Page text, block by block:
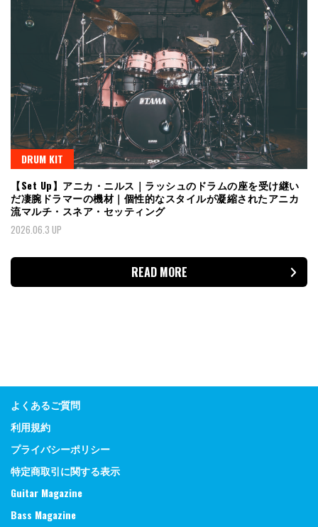
DRUM KIT
【Set Up】アニカ・ニルス｜ラッシュのドラムの座を受け継い
だ凄腕ドラマーの機材｜個性的なスタイルが凝縮されたアニカ
流マルチ・スネア・セッティング
2026.06.3 UP
READ MORE
よくあるご質問
利用規約
プライバシーポリシー
特定商取引に関する表示
Guitar Magazine
Bass Magazine